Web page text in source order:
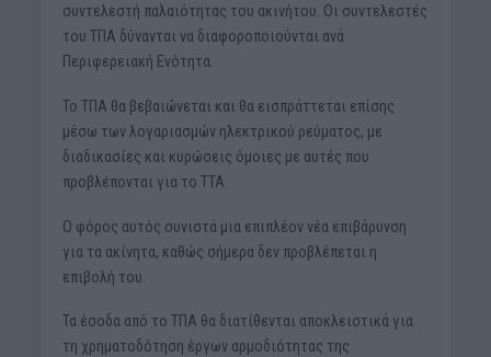
συντελεστή παλαιότητας του ακινήτου. Οι συντελεστές
του ΤΠΑ δύνανται να διαφοροποιούνται ανά
Περιφερειακή Ενότητα.
Το ΤΠΑ θα βεβαιώνεται και θα εισπράττεται επίσης
μέσω των λογαριασμών ηλεκτρικού ρεύματος, με
διαδικασίες και κυρώσεις όμοιες με αυτές που
προβλέπονται για το ΤΤΑ.
Ο φόρος αυτός συνιστά μια επιπλέον νέα επιβάρυνση
για τα ακίνητα, καθώς σήμερα δεν προβλέπεται η
επιβολή του.
Τα έσοδα από το ΤΠΑ θα διατίθενται αποκλειστικά για
τη χρηματοδότηση έργων αρμοδιότητας της